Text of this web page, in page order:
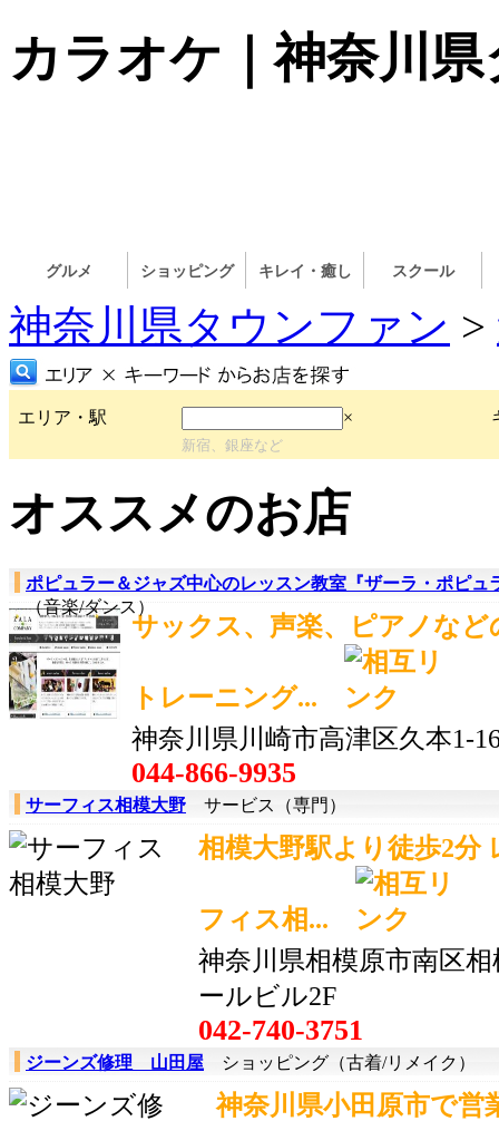
カラオケ｜神奈川
グルメ ショッピング キレイ・癒し スクール
神奈川県タウンファン >
エリア・駅 ×
新宿、銀座など
オススメのお店
ポピュラー＆ジャズ中心のレッスン教室『ザーラ・ポピュ
（音楽/ダンス）
サックス、声楽、ピアノな
トレーニング...
神奈川県川崎市高津区久本1-
044-866-9935
サーフィス相模大野 サービス（専門）
相模大野駅より徒歩2
フィス相...
神奈川県相模原市南区
ールビル2F
042-740-3751
ジーンズ修理 山田屋 ショッピング（古着/リメイク）
神奈川県小田原市で